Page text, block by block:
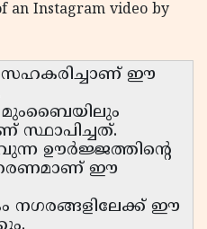
an Instagram video by
സഹകരിച്ചാണ് ഈ
സ്ഥാപിച്ചത്.
ഊർജ്ജത്തിൻ്റെ
ഈ
നഗരങ്ങളിലേക്ക് ഈ